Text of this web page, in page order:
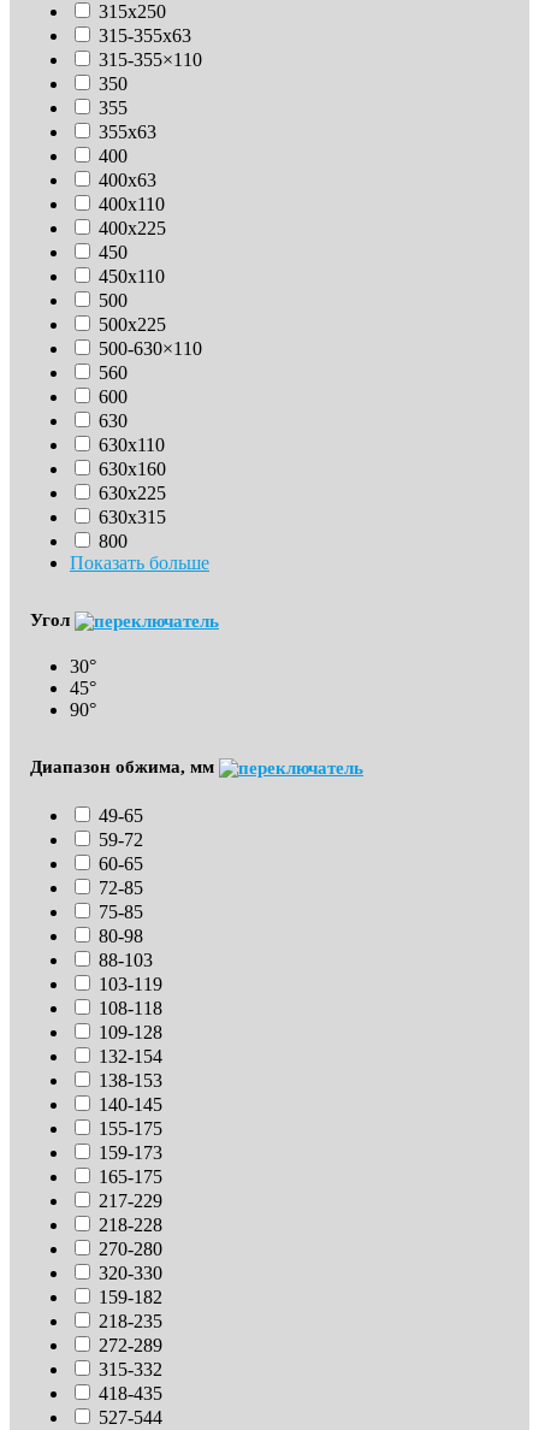
315х250
315-355х63
315-355×110
350
355
355х63
400
400х63
400х110
400х225
450
450х110
500
500х225
500-630×110
560
600
630
630х110
630x160
630х225
630х315
800
Показать больше
Угол
30°
45°
90°
Диапазон обжима, мм
49-65
59-72
60-65
72-85
75-85
80-98
88-103
103-119
108-118
109-128
132-154
138-153
140-145
155-175
159-173
165-175
217-229
218-228
270-280
320-330
159-182
218-235
272-289
315-332
418-435
527-544